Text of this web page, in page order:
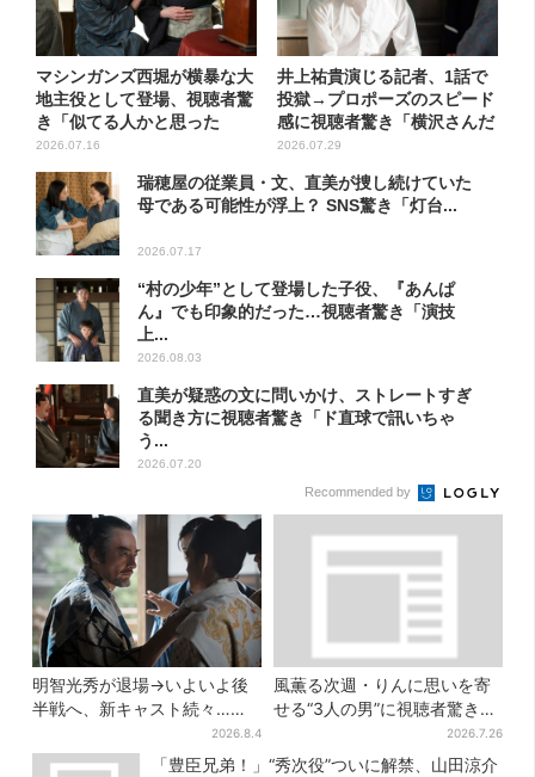
マシンガンズ西堀が横暴な大
地主役として登場、視聴者驚
き「似てる人かと思った
ら…」
2026.07.16
井上祐貴演じる記者、1話で
投獄→プロポーズのスピード
感に視聴者驚き「横沢さんだ
け...
2026.07.29
瑞穂屋の従業員・文、直美が捜し続けていた
母である可能性が浮上？ SNS驚き「灯台...
2026.07.17
“村の少年”として登場した子役、『あんぱ
ん』でも印象的だった…視聴者驚き「演技
上...
2026.08.03
直美が疑惑の文に問いかけ、ストレートすぎ
る聞き方に視聴者驚き「ド直球で訊いちゃ
う...
2026.07.20
Recommended by
明智光秀が退場→いよいよ後
半戦へ、新キャスト続々…
「豊臣兄弟！」振り返り＆第
30回あらすじ
2026.8.4
風薫る次週・りんに思いを寄
せる“3人の男”に視聴者驚き
「みんな出ますやん！」2026.7.26
「豊臣兄弟！」“秀次役”ついに解禁、山田涼介